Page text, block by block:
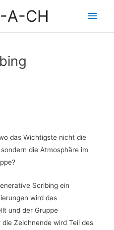
A-CH
das Wichtigste nicht die
die Atmosphäre im
Scribing ein
wird das
und der Gruppe
Zeichnende wird Teil des